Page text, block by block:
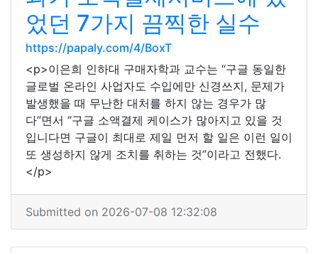
었던 7가지 끔찍한 실수
https://papaly.com/4/BoxT
<p>이은희 인하대 구매자학과 교수는 “구글 동일한
글로벌 온라인 사업자도 수입에만 신경쓰지, 문제가
발생했을 때 무난한 대처를 하지 않는 경우가 많
다”면서 “구글 소액결제 케이스가 많아지고 있을 것
입니다면 구글이 최대로 제일 먼저 할 일은 이런 일이
또 생성하지 않게 조치를 취하는 것”이라고 전했다.
</p>
Submitted on 2026-07-08 12:32:08